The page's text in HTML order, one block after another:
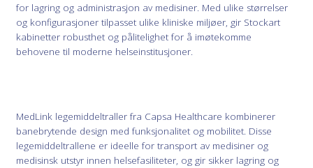
for lagring og administrasjon av medisiner. Med ulike størrelser
og konfigurasjoner tilpasset ulike kliniske miljøer, gir Stockart
kabinetter robusthet og pålitelighet for å imøtekomme
behovene til moderne helseinstitusjoner.
MedLink legemiddeltraller fra Capsa Healthcare kombinerer
banebrytende design med funksjonalitet og mobilitet. Disse
legemiddeltrallene er ideelle for transport av medisiner og
medisinsk utstyr innen helsefasiliteter, og gir sikker lagring og